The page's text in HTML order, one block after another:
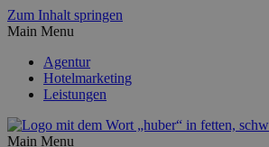
Zum Inhalt springen
Main Menu
Agentur
Hotelmarketing
Leistungen
Main Menu